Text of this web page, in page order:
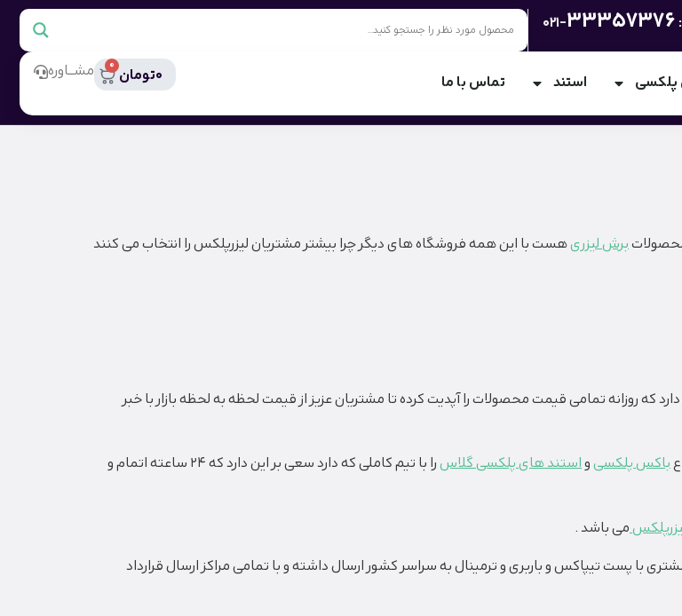
33357376
-021
پلکسی استند تماس با ما 0تومان
0 مشــاوره
برش لیزریهست با این همه فروشگاه های دیگر چرا بیشتر مشتریان لیزرپلکس را انتخاب می کنند
که روزانه تمامی قیمت محصولات را آپدیت کرده تا مشتریان عزیز از قیمت لحظه به لحظه بازار با خبر
باکس پلکسیواستند های پلکسی گلاس
را با تیم کاملی که دارد سعی بر این دارد که 24 ساعته اتمام و
می باشد .
پست تیپاکس و باربری و ترمینال به سراسر کشور ارسال داشته و با تمامی مراکز ارسال قرارداد